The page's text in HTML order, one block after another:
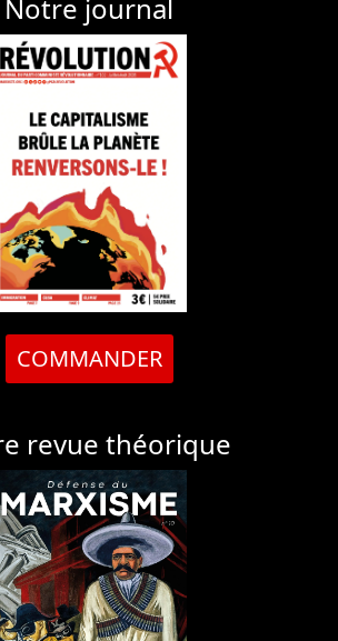
Notre journal
COMMANDER
revue théorique